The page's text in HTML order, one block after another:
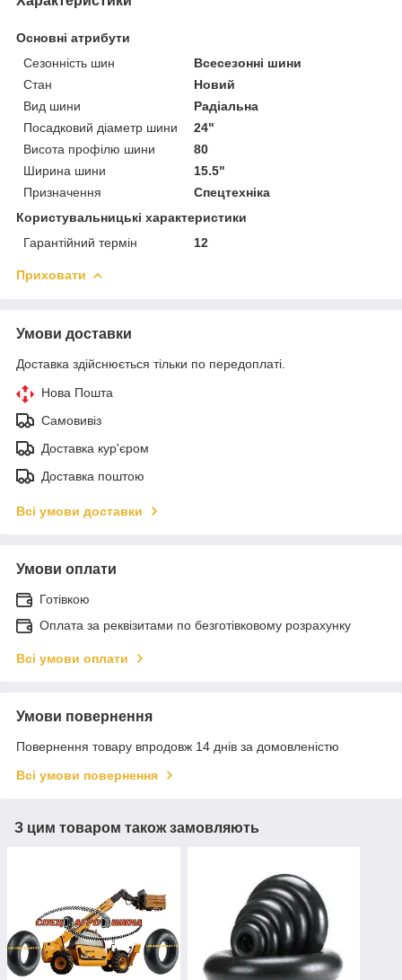
Основні атрибути
Сезонність шин
Всесезонні шини
Стан
Новий
Вид шини
Радіальна
Посадковий діаметр шини
24"
Висота профілю шини
80
Ширина шини
15.5"
Призначення
Спецтехніка
Користувальницькі характеристики
Гарантійний термін
12
Приховати
Умови доставки
Доставка здійснюється тільки по передоплаті.
Нова Пошта
Самовивіз
Доставка кур'єром
Доставка поштою
Всі умови доставки
Умови оплати
Готівкою
Оплата за реквізитами по безготівковому розрахунку
Всі умови оплати
Умови повернення
Повернення товару впродовж 14 днів за домовленістю
Всі умови повернення
З цим товаром також замовляють